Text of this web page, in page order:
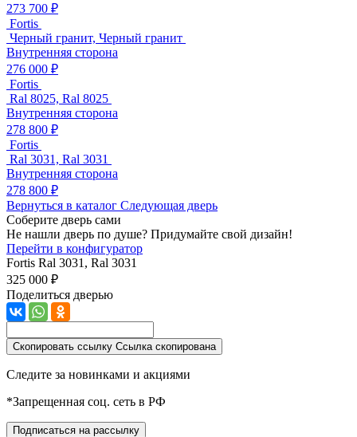
273 700 ₽
Fortis
Черный гранит, Черный гранит
Внутренняя сторона
276 000 ₽
Fortis
Ral 8025, Ral 8025
Внутренняя сторона
278 800 ₽
Fortis
Ral 3031, Ral 3031
Внутренняя сторона
278 800 ₽
Вернуться в каталог Следующая дверь
Соберите дверь сами
Не нашли дверь по душе? Придумайте свой дизайн!
Перейти в конфигуратор
Fortis Ral 3031, Ral 3031
325 000 ₽
Поделиться дверью
Скопировать ссылку Ссылка скопирована
Следите за новинками и акциями
*Запрещенная соц. сеть в РФ
Подписаться на рассылку